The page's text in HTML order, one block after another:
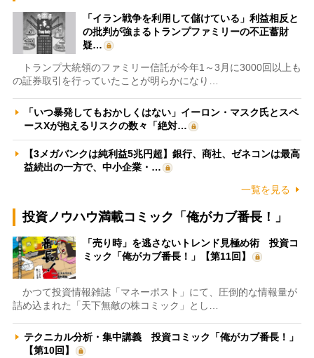
「イラン戦争を利用して儲けている」利益相反と
の批判が強まるトランプファミリーの不正蓄財
疑…
トランプ大統領のファミリー信託が今年1～3月に3000回以上も
の証券取引を行っていたことが明らかになり…
「いつ暴発してもおかしくはない」イーロン・マスク氏とスペ
ースXが抱えるリスクの数々「絶対…
【3メガバンクは純利益5兆円超】銀行、商社、ゼネコンは最高
益続出の一方で、中小企業・…
一覧を見る
投資ノウハウ満載コミック「俺がカブ番長！」
「売り時」を逃さないトレンド見極め術 投資コ
ミック「俺がカブ番長！」【第11回】
かつて投資情報雑誌「マネーポスト」にて、圧倒的な情報量が
詰め込まれた「天下無敵の株コミック」とし…
テクニカル分析・集中講義 投資コミック「俺がカブ番長！」
【第10回】